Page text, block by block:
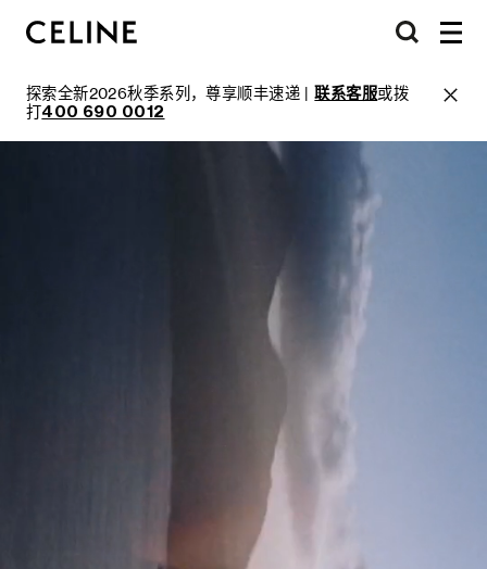
探索全新2026秋季系列，尊享顺丰速递 |联系客服或拨
打400 690 0012